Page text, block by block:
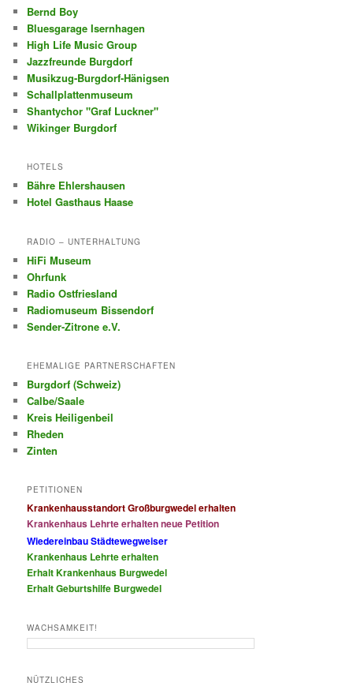
Bernd Boy
Bluesgarage Isernhagen
High Life Music Group
Jazzfreunde Burgdorf
Musikzug-Burgdorf-Hänigsen
Schallplattenmuseum
Shantychor "Graf Luckner"
Wikinger Burgdorf
HOTELS
Bähre Ehlershausen
Hotel Gasthaus Haase
RADIO – UNTERHALTUNG
HiFi Museum
Ohrfunk
Radio Ostfriesland
Radiomuseum Bissendorf
Sender-Zitrone e.V.
EHEMALIGE PARTNERSCHAFTEN
Burgdorf (Schweiz)
Calbe/Saale
Kreis Heiligenbeil
Rheden
Zinten
PETITIONEN
Krankenhausstandort Großburgwedel erhalten
Krankenhaus Lehrte erhalten neue Petition
Wiedereinbau Städtewegweiser
Krankenhaus Lehrte erhalten
Erhalt Krankenhaus Burgwedel
Erhalt Geburtshilfe Burgwedel
WACHSAMKEIT!
NÜTZLICHES